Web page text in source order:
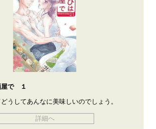
屋で １
うしてあんなに美味しいのでしょう。
詳細へ